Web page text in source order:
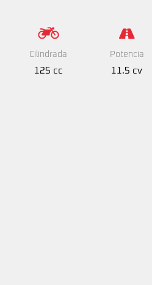
Cilindrada
125 cc
Potencia
11.5 cv